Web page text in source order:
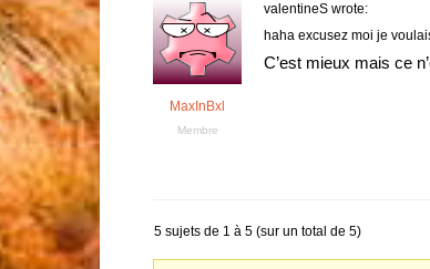
MaxInBxl
Membre
valentineS wrote:
haha excusez moi je
C’est mieux mais ce
5 sujets de 1 à 5 (sur un total de 5)